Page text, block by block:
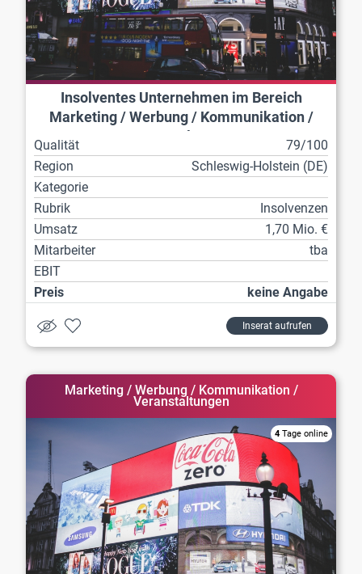
Insolventes Unternehmen im Bereich
Marketing / Werbung / Kommunikation /
Qualität
79/100
Region
Schleswig-Holstein (DE)
Kategorie
Rubrik
Insolvenzen
Umsatz
1,70 Mio. €
Mitarbeiter
tba
EBIT
Preis
keine Angabe
Inserat aufrufen
Marketing / Werbung / Kommunikation /
Veranstaltungen
4 Tage online